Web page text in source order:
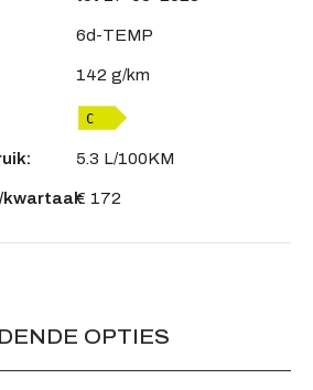
6d-TEMP
142 g/km
5.3 L/100KM
kwartaal:€ 172
OPTIES